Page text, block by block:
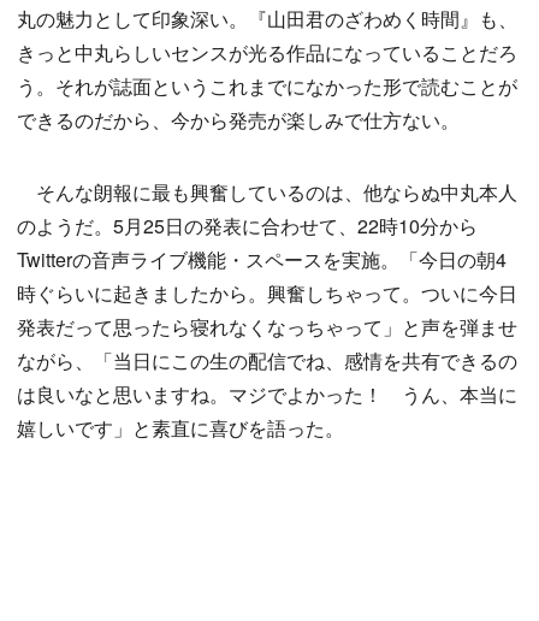
丸の魅力として印象深い。『山田君のざわめく時間』も、
きっと中丸らしいセンスが光る作品になっていることだろ
う。それが誌面というこれまでになかった形で読むことが
できるのだから、今から発売が楽しみで仕方ない。
そんな朗報に最も興奮しているのは、他ならぬ中丸本人
のようだ。5月25日の発表に合わせて、22時10分から
Twitterの音声ライブ機能・スペースを実施。「今日の朝4
時ぐらいに起きましたから。興奮しちゃって。ついに今日
発表だって思ったら寝れなくなっちゃって」と声を弾ませ
ながら、「当日にこの生の配信でね、感情を共有できるの
は良いなと思いますね。マジでよかった！ うん、本当に
嬉しいです」と素直に喜びを語った。